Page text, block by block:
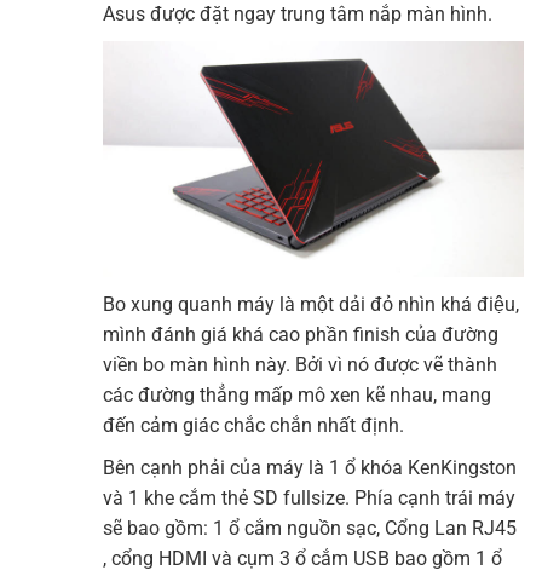
Asus được đặt ngay trung tâm nắp màn hình.
Bo xung quanh máy là một dải đỏ nhìn khá điệu,
mình đánh giá khá cao phần finish của đường
viền bo màn hình này. Bởi vì nó được vẽ thành
các đường thẳng mấp mô xen kẽ nhau, mang
đến cảm giác chắc chắn nhất định.
Bên cạnh phải của máy là 1 ổ khóa KenKingston
và 1 khe cắm thẻ SD fullsize. Phía cạnh trái máy
sẽ bao gồm: 1 ổ cắm nguồn sạc, Cổng Lan RJ45
, cổng HDMI và cụm 3 ổ cắm USB bao gồm 1 ổ